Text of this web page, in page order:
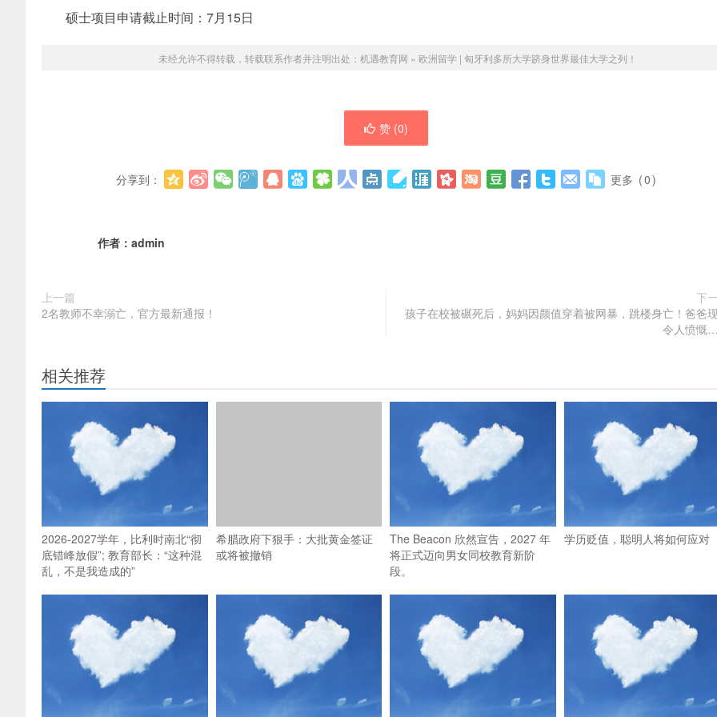
硕士项目申请截止时间：7月15日
未经允许不得转载，转载联系作者并注明出处： 机遇教育网 » 欧洲留学 | 匈牙利多所大学跻身世界最佳大学之列！
赞 (0)
分享到： 更多 (0)
作者： admin
上一篇
2名教师不幸溺亡，官方最新通报！
下
孩子在校被碾死后，妈妈因颜值穿着被网暴，跳楼身亡！爸爸
令人愤
相关推荐
2026-2027学年，比利时南北“彻
底错峰放假”; 教育部长：“这种混
乱，不是我造成的”
希腊政府下狠手：大批黄金签证
或将被撤销
The Beacon 欣然宣告，2027 年
将正式迈向男女同校教育新阶
段。
学历贬值，聪明人将如何应对